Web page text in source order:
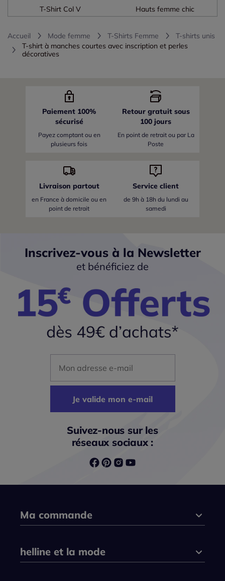
T-Shirt Col V Hauts femme chic
Accueil Mode femme T-Shirts Femme
T-shirts unis
T-shirt à manches courtes avec inscription et perles
décoratives
Paiement 100%
sécurisé
Payez comptant ou en
plusieurs fois
Retour gratuit sous
100 jours
En point de retrait ou par La
Poste
Livraison partout
en France à domicile ou en
point de retrait
Service client
de 9h à 18h du lundi au
samedi
Inscrivez-vous à la Newsletter
et bénéficiez de
Je valide mon e-mail
Suivez-nous sur les
réseaux sociaux :
Ma commande
helline et la mode